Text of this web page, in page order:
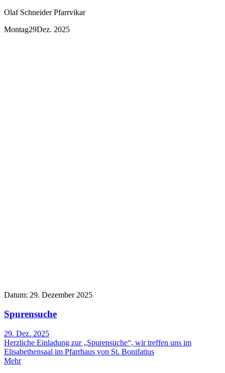
Olaf Schneider Pfarrvikar
Montag29Dez. 2025
Datum: 29. Dezember 2025
Spurensuche
29. Dez. 2025
Herzliche Einladung zur „Spurensuche“, wir treffen uns im
Elisabethensaal im Pfarrhaus von St. Bonifatius
Mehr